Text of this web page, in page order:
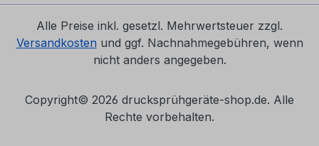
Alle Preise inkl. gesetzl. Mehrwertsteuer zzgl.
Versandkosten und ggf. Nachnahmegebühren, wenn
nicht anders angegeben.
Copyright© 2026 drucksprühgeräte-shop.de. Alle
Rechte vorbehalten.